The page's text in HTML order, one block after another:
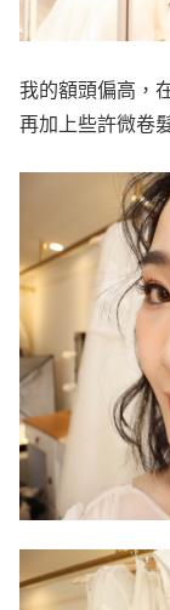
我的額頭偏高，
再加上些許微卷